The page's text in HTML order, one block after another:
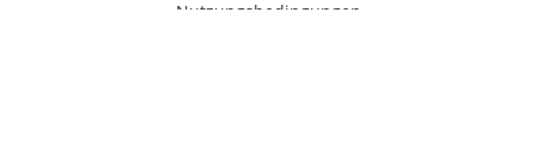
Nutzungsbedingungen